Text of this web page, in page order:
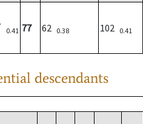
0.41 77 62 0.38 102 0.41
descendants